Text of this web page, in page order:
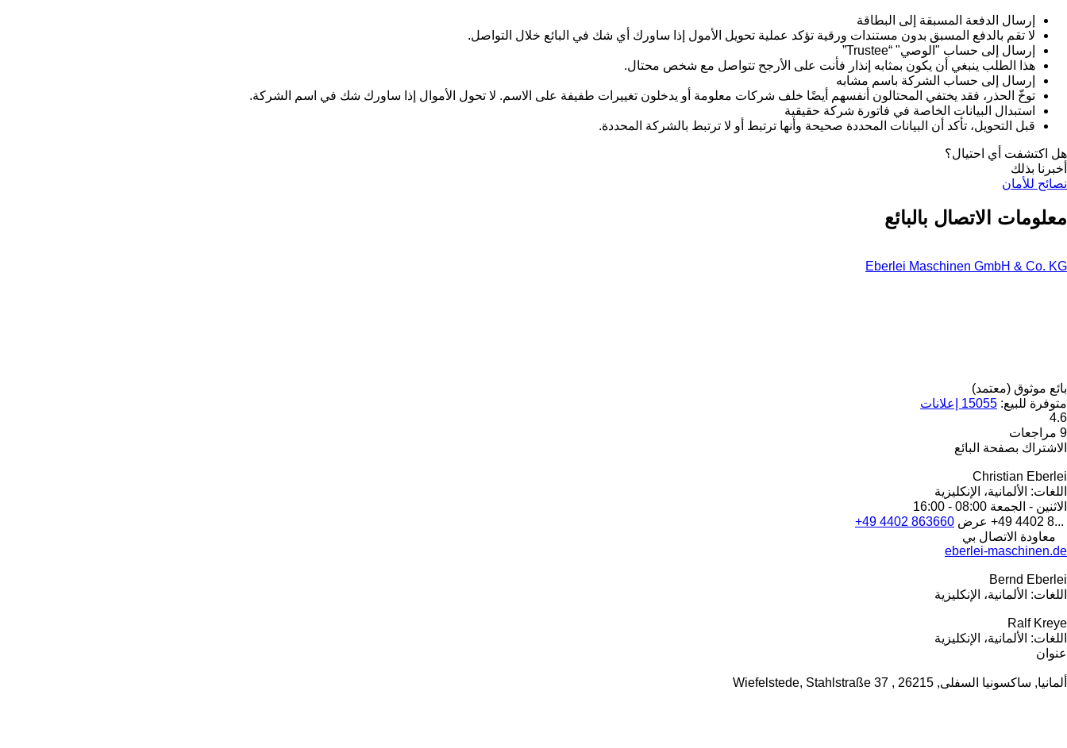
إرسال الدفعة المسبقة إلى البطاقة
لا تقم بالدفع المسبق بدون مستندات ورقية تؤكد عملية تحويل الأمول إذا ساورك أي شك في البائع خلال التواصل.
إرسال إلى حساب "الوصي" “Trustee”
هذا الطلب ينبغي أن يكون بمثابه إنذار فأنت على الأرجح تتواصل مع شخص محتال.
إرسال إلى حساب الشركة باسم مشابه
توخّ الحذر، فقد يختفي المحتالون أنفسهم أيضًا خلف شركات معلومة أو يدخلون تغييرات طفيفة على الاسم. لا تحول الأموال إذا ساورك شك في اسم الشركة.
استبدال البيانات الخاصة في فاتورة شركة حقيقية
قبل التحويل، تأكد أن البيانات المحددة صحيحة وأنها ترتبط أو لا ترتبط بالشركة المحددة.
هل اكتشفت أي احتيال؟
أخبرنا بذلك
نصائح للأمان
معلومات الاتصال بالبائع
Eberlei Maschinen GmbH & Co. KG
بائع موثوق (معتمد)
متوفرة للبيع: 15055 إعلانات
4.6
9 مراجعات
الاشتراك بصفحة البائع
Christian Eberlei
اللغات: الألمانية، الإنكليزية
الاثنين - الجمعة 08:00 - 16:00
+49 4402 8... عرض +49 4402 863660
معاودة الاتصال بي
eberlei-maschinen.de
Bernd Eberlei
اللغات: الألمانية، الإنكليزية
Ralf Kreye
اللغات: الألمانية، الإنكليزية
عنوان
ألمانيا, ساكسونيا السفلى, 26215 , Wiefelstede, Stahlstraße 37